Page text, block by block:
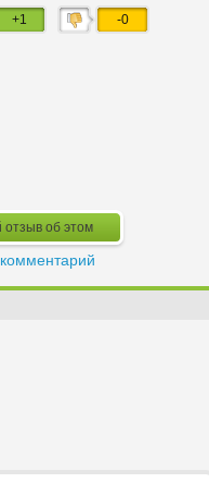
+1 -0
отзыв об этом